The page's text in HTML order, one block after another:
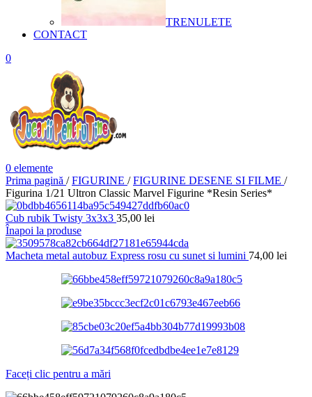
TRENULETE
CONTACT
0
0 elemente
Prima pagină / FIGURINE / FIGURINE DESENE SI FILME /
Figurina 1/21 Ultron Classic Marvel Figurine *Resin Series*
Cub rubik Twisty 3x3x3 35,00 lei
Înapoi la produse
Macheta metal autobuz Express rosu cu sunet si lumini 74,00 lei
Faceți clic pentru a mări